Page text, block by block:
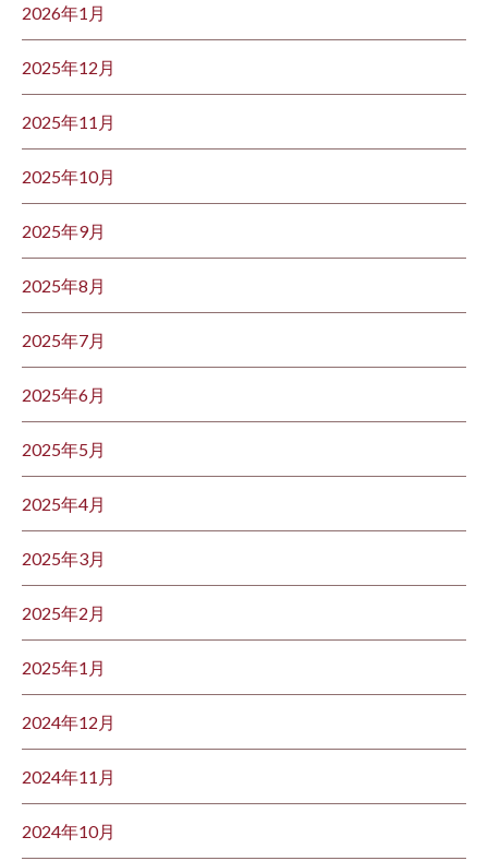
2026年1月
2025年12月
2025年11月
2025年10月
2025年9月
2025年8月
2025年7月
2025年6月
2025年5月
2025年4月
2025年3月
2025年2月
2025年1月
2024年12月
2024年11月
2024年10月